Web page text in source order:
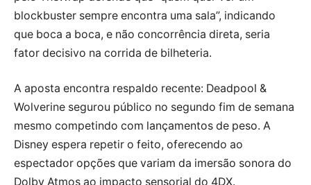
blockbuster sempre encontra uma sala”, indicando
que boca a boca, e não concorrência direta, seria
fator decisivo na corrida de bilheteria.
A aposta encontra respaldo recente: Deadpool &
Wolverine segurou público no segundo fim de semana
mesmo competindo com lançamentos de peso. A
Disney espera repetir o feito, oferecendo ao
espectador opções que variam da imersão sonora do
Dolby Atmos ao impacto sensorial do 4DX.